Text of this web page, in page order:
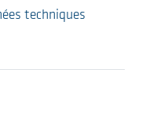
techniques